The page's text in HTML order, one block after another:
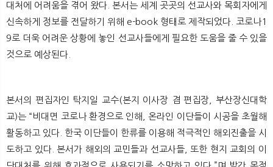
대처에 어려움을 겪어 왔다. 본서는 세계 곳곳의 선교사와 목회자에게
신속하게 정보를 전달하기 위해 e-book 형태로 제작되었다. 코로나1
9로 더욱 어려운 상황에 놓인 선교사들에게 필요한 도움을 줄 수 있을
것으로 예상된다.
본서의 편집자인 탁지일 교수(본지 이사장 겸 편집장, 부산장신대학
교)는 “비대면 코로나 환경으로 인해, 온라인 이단들이 시공을 초월해
활동하고 있다. 한국 이단들이 한류를 이용해 적극적인 해외진출을 시
도하고 있다. 본서가 해외의 교민들과 선교사들, 또한 현지 교회의 이